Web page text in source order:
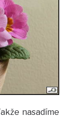
nasadíme